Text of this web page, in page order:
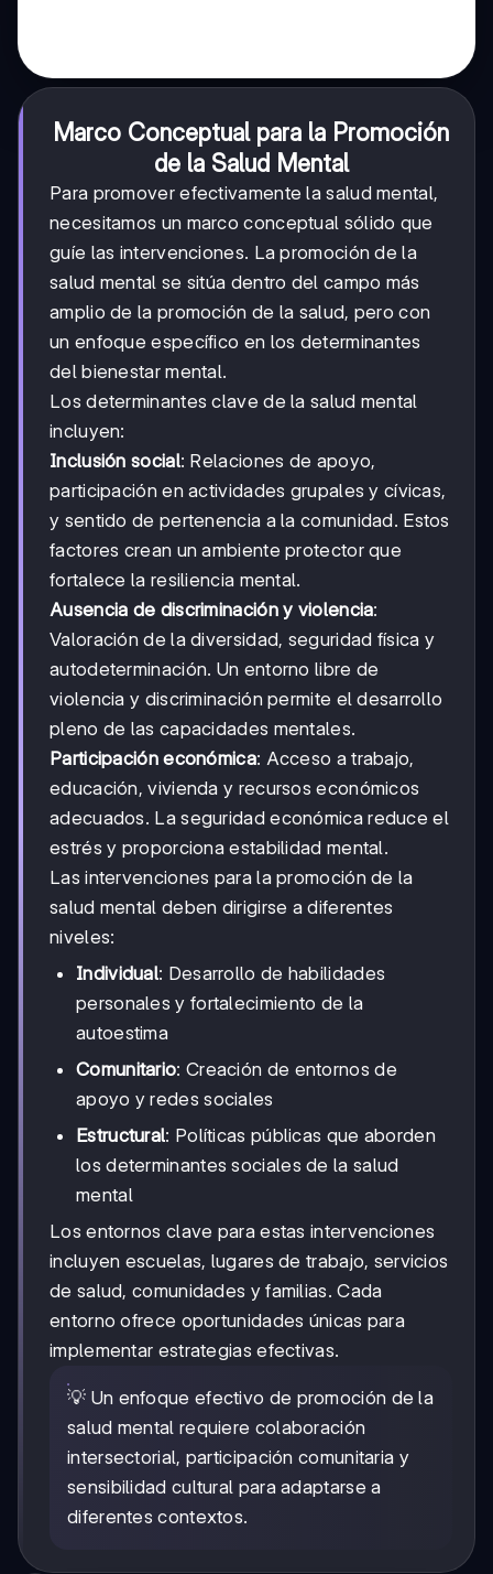
Marco Conceptual para la Promoción
de la Salud Mental
Para promover efectivamente la salud mental,
necesitamos un marco conceptual sólido que
guíe las intervenciones. La promoción de la
salud mental se sitúa dentro del campo más
amplio de la promoción de la salud, pero con
un enfoque específico en los determinantes
del bienestar mental.
Los determinantes clave de la salud mental
incluyen:
Inclusión social: Relaciones de apoyo,
participación en actividades grupales y cívicas,
y sentido de pertenencia a la comunidad. Estos
factores crean un ambiente protector que
fortalece la resiliencia mental.
Ausencia de discriminación y violencia:
Valoración de la diversidad, seguridad física y
autodeterminación. Un entorno libre de
violencia y discriminación permite el desarrollo
pleno de las capacidades mentales.
Participación económica: Acceso a trabajo,
educación, vivienda y recursos económicos
adecuados. La seguridad económica reduce el
estrés y proporciona estabilidad mental.
Las intervenciones para la promoción de la
salud mental deben dirigirse a diferentes
niveles:
Individual: Desarrollo de habilidades
personales y fortalecimiento de la
autoestima
Comunitario: Creación de entornos de
apoyo y redes sociales
Estructural: Políticas públicas que aborden
los determinantes sociales de la salud
mental
Los entornos clave para estas intervenciones
incluyen escuelas, lugares de trabajo, servicios
de salud, comunidades y familias. Cada
entorno ofrece oportunidades únicas para
implementar estrategias efectivas.
💡 Un enfoque efectivo de promoción de la
salud mental requiere colaboración
intersectorial, participación comunitaria y
sensibilidad cultural para adaptarse a
diferentes contextos.